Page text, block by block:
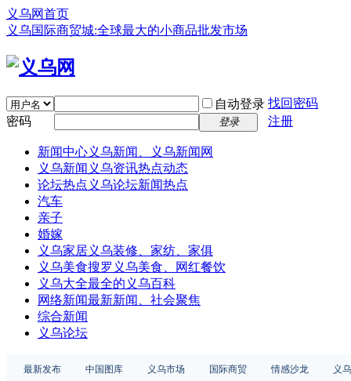
义乌网首页
义乌国际商贸城:全球最大的小商品批发市场
自动登录 找回密码
密码
登录 注册
新闻中心义乌新闻、义乌新闻网
义乌新闻 义乌资讯热点动态
论坛热点 义乌论坛新闻热点
汽车
亲子
婚嫁
义乌家居义乌装修、家纺、家俱
义乌美食搜罗义乌美食、网红餐饮
义乌大全最全的义乌百科
网络新闻最新新闻、社会聚焦
综合新闻
义乌论坛
最新发布 中国图库 义乌市场 国际商贸 情感沙龙
义